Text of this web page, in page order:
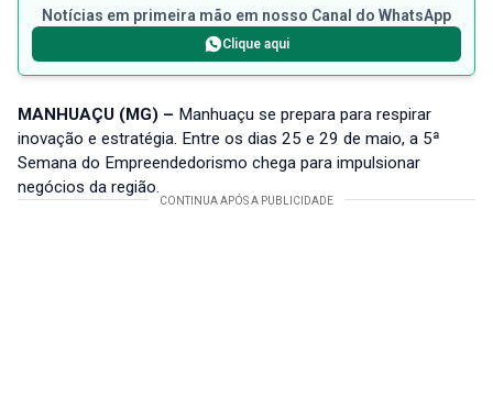
Notícias em primeira mão em nosso Canal do WhatsApp
Clique aqui
MANHUAÇU (MG) – Manhuaçu se prepara para respirar
inovação e estratégia. Entre os dias 25 e 29 de maio, a 5ª
Semana do Empreendedorismo chega para impulsionar
negócios da região.